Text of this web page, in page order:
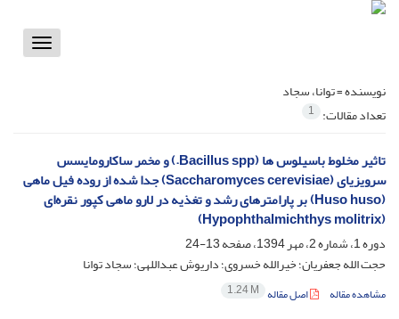
Toggle
نویسنده =توانا، سجاد
تعداد مقالات: 1
تاثیر مخلوط باسیلوس ها (Bacillus spp.) و مخمر ساکارومایسس
سرویزیای (Saccharomyces cerevisiae) جدا شده از روده فیل ماهی
(Huso huso) بر پارامترهای رشد و تغذیه در لارو ماهی کپور نقره‌ای
(Hypophthalmichthys molitrix)
دوره 1، شماره 2، مهر 1394، صفحه
13-24
حجت الله جعفریان؛ خیرالله خسروی؛ داریوش عبداللهی؛ سجاد توانا
مشاهده مقاله اصل مقاله 1.24 M